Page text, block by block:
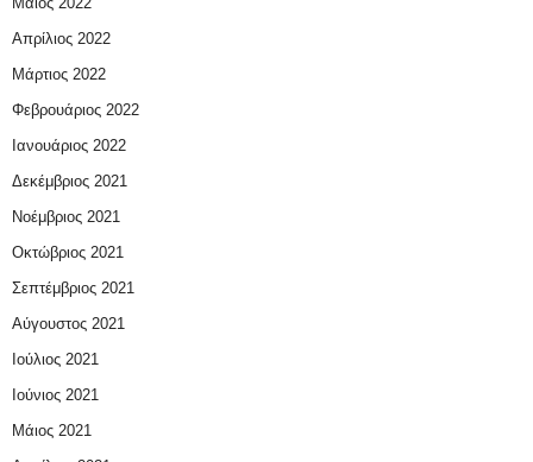
Απρίλιος 2022
Μάρτιος 2022
Φεβρουάριος 2022
Ιανουάριος 2022
Δεκέμβριος 2021
Νοέμβριος 2021
Οκτώβριος 2021
Σεπτέμβριος 2021
Αύγουστος 2021
Ιούλιος 2021
Ιούνιος 2021
Μάιος 2021